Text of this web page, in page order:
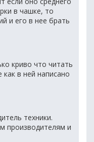
в чашке, то
и его в нее брать
криво что читать
в ней написано
техники.
производителям и